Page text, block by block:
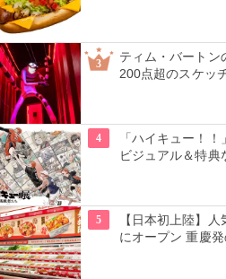
3
ティム・バートン
200点超のスケッ
4
「ハイキュー！
ビジュアル＆特典
5
【日本初上陸】
にオープン 重慶